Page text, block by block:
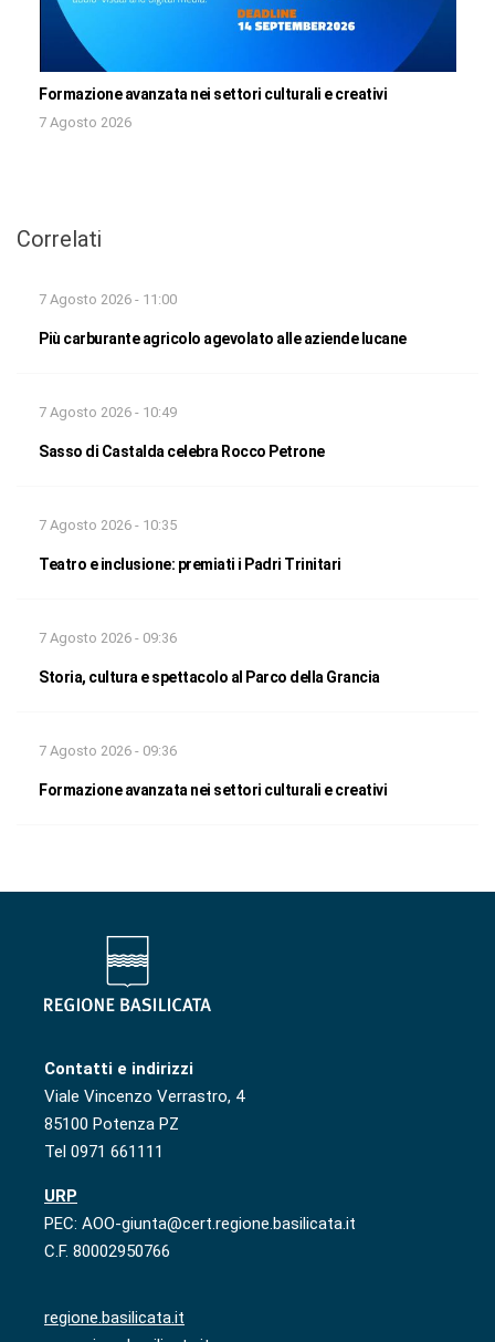
Formazione avanzata nei settori culturali e creativi
7 Agosto 2026
Correlati
7 Agosto 2026 - 11:00
Più carburante agricolo agevolato alle aziende lucane
7 Agosto 2026 - 10:49
Sasso di Castalda celebra Rocco Petrone
7 Agosto 2026 - 10:35
Teatro e inclusione: premiati i Padri Trinitari
7 Agosto 2026 - 09:36
Storia, cultura e spettacolo al Parco della Grancia
7 Agosto 2026 - 09:36
Formazione avanzata nei settori culturali e creativi
Contatti e indirizzi
Viale Vincenzo Verrastro, 4
85100 Potenza PZ
Tel 0971 661111
URP
PEC: AOO-giunta@cert.regione.basilicata.it
C.F. 80002950766
regione.basilicata.it